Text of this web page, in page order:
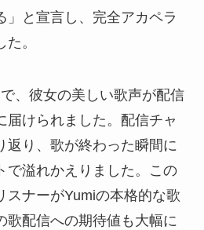
」と宣言し、完全アカペラ
。
、彼女の美しい歌声が配信
届けられました。配信チャ
返り、歌が終わった瞬間に
で溢れかえりました。この
スナーがYumiの本格的な歌
歌配信への期待値も大幅に